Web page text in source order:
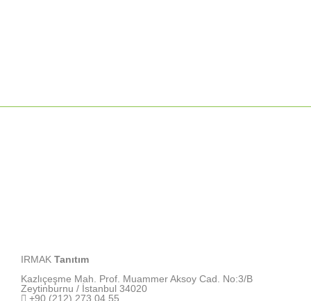
IRMAK Tanıtım
Kazlıçeşme Mah. Prof. Muammer Aksoy Cad. No:3/B
Zeytinburnu / İstanbul 34020
+90 (212) 273 04 55